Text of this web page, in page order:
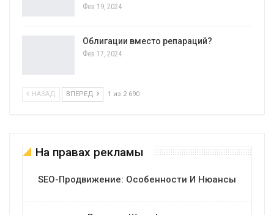
Фев 19, 2024
Облигации вместо репараций?
Фев 17, 2024
НАЗАД ВПЕРЕД 1 из 2 690
На правах рекламы
SEO-Продвижение: Особенности И Нюансы